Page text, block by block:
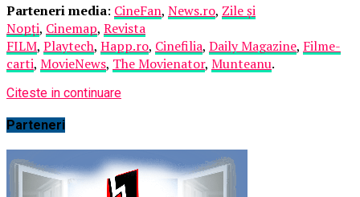
Parteneri media: CineFan, News.ro, Zile și
Nopți, Cinemap, Revista
FILM, Playtech, Happ.ro, Cinefilia, Daily Magazine, Filme-
carti, MovieNews, The Movienator, Munteanu.
Citeste in continuare
Parteneri